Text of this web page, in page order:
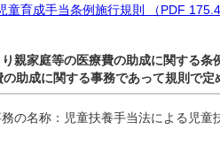
童育成手当条例施行規則 （PDF
親家庭等の医療費の助成に関する
の助成に関する事務であって規則で定
の名称：児童扶養手当法による児童